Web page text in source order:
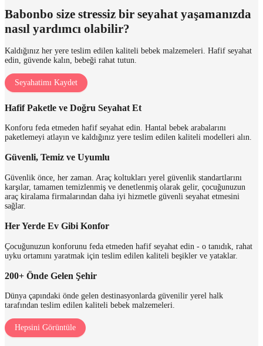
Babonbo size stressiz bir seyahat yaşamanızda
nasıl yardımcı olabilir?
Kaldığınız her yere teslim edilen kaliteli bebek malzemeleri. Hafif seyahat
edin, güvende kalın, bebeği rahat tutun.
Seyahatimı Kaydet
Hafif Paketle ve Doğru Seyahat Et
Konforu feda etmeden hafif seyahat edin. Hantal bebek arabalarını
paketlemeyi atlayın ve kaldığınız yere teslim edilen kaliteli modelleri alın.
Güvenli, Temiz ve Uyumlu
Güvenlik önce, her zaman. Araç koltukları yerel güvenlik standartlarını
karşılar, tamamen temizlenmiş ve denetlenmiş olarak gelir, çocuğunuzun
araç kiralama firmalarından daha iyi hizmetle güvenli seyahat etmesini
sağlar.
Her Yerde Ev Gibi Konfor
Çocuğunuzun konforunu feda etmeden hafif seyahat edin - o tanıdık, rahat
uyku ortamını yaratmak için teslim edilen kaliteli beşikler ve yataklar.
200+ Önde Gelen Şehir
Dünya çapındaki önde gelen destinasyonlarda güvenilir yerel halk
tarafından teslim edilen kaliteli bebek malzemeleri.
Hepsini Görüntüle